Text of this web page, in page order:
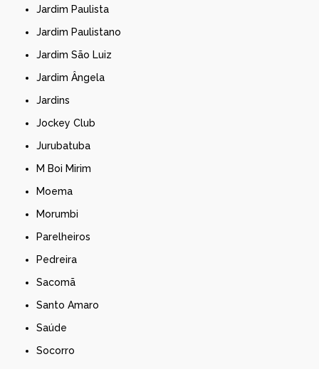
Jardim Paulista
Jardim Paulistano
Jardim São Luiz
Jardim Ângela
Jardins
Jockey Club
Jurubatuba
M Boi Mirim
Moema
Morumbi
Parelheiros
Pedreira
Sacomã
Santo Amaro
Saúde
Socorro